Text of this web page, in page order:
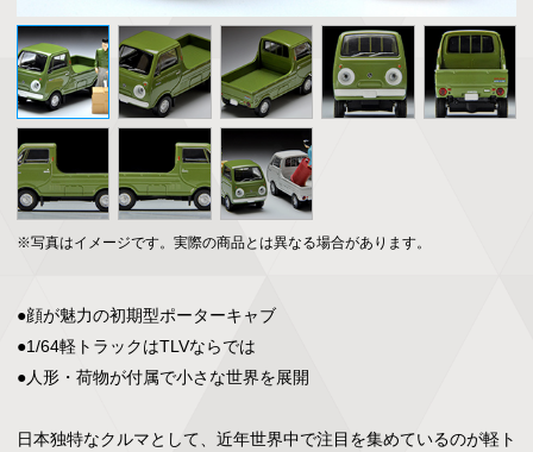
※写真はイメージです。実際の商品とは異なる場合があります。
●顔が魅力の初期型ポーターキャブ
●1/64軽トラックはTLVならでは
●人形・荷物が付属で小さな世界を展開
日本独特なクルマとして、近年世界中で注目を集めているのが軽ト